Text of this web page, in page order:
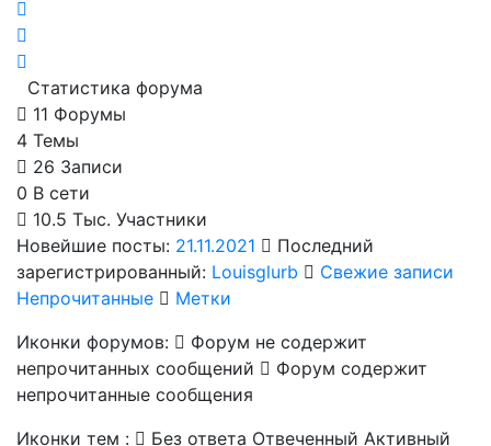
Статистика форума
11 Форумы
4 Темы
26 Записи
0 В сети
10.5 Тыс. Участники
Новейшие посты: 21.11.2021
Последний
зарегистрированный: Louisglurb
Свежие записи
Непрочитанные
Метки
Иконки форумов:
Форум не содержит
непрочитанных сообщений
Форум содержит
непрочитанные сообщения
Иконки тем :
Без ответа Отвеченный Активный